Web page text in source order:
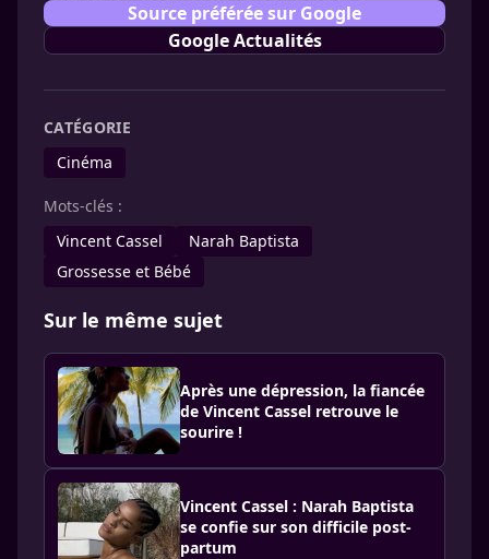
Source préférée sur Google
Google Actualités
CATÉGORIE
Cinéma
Mots-clés :
Vincent Cassel
Narah Baptista
Grossesse et Bébé
Sur le même sujet
Après une dépression, la fiancée
de Vincent Cassel retrouve le
sourire !
Vincent Cassel : Narah Baptista
se confie sur son difficile post-
partum